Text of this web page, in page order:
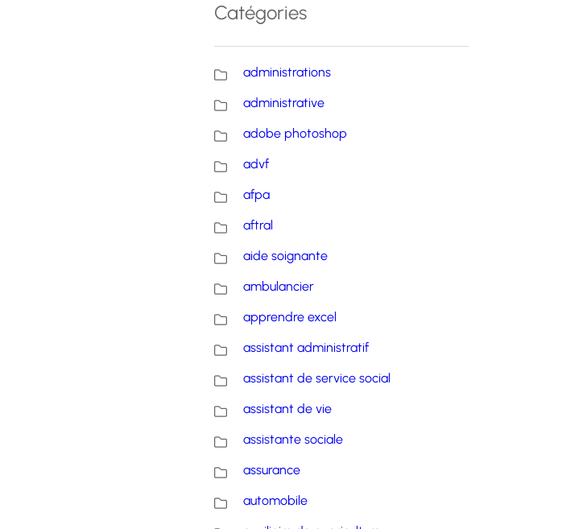
Catégories
administrations
administrative
adobe photoshop
advf
afpa
aftral
aide soignante
ambulancier
apprendre excel
assistant administratif
assistant de service social
assistant de vie
assistante sociale
assurance
automobile